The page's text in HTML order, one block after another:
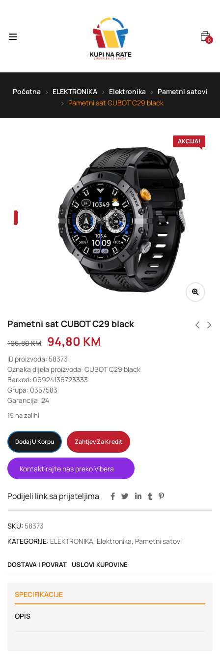
0
Početna ELEKTRONIKA Elektronika
Pametni satovi
Pametni sat CUBOT C29 black
AKCIJA!
Pametni sat CUBOT C29 black
106,80KM 94,80 KM
ID proizvoda: 58373
Oznaka dijela proizvoda: CUBOT C29 black
Barkod: 06924136723333
Grupa: 0357583
Garancija: 24
19 na zalihi
Dodaj U Korpu Zahtjev Za Kredit
Kontaktirajte nas preko Vibera
Podijeli link sa prijateljima
SKU: 58373
KATEGORIJE: ELEKTRONIKA, Elektronika, Pametni satovi
DOSTAVA I POVRAT USLOVI KUPOVINE
SPECIFIKACIJE
OPIS